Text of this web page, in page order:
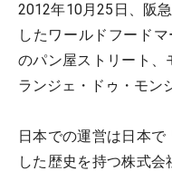
2012年10月25日、阪
したワールドフード
のパン屋ストリート、
ランジェ・ドゥ・モン
日本での運営は日本
した歴史を持つ株式